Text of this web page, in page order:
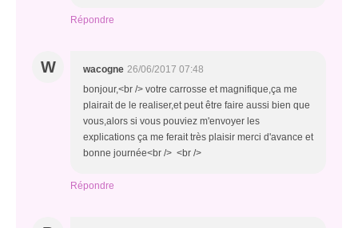
Répondre
W wacogne 26/06/2017 07:48
bonjour,<br /> votre carrosse et magnifique,ça me
plairait de le realiser,et peut être faire aussi bien que
vous,alors si vous pouviez m'envoyer les
explications ça me ferait très plaisir merci d'avance et
bonne journée<br /> <br />
Répondre